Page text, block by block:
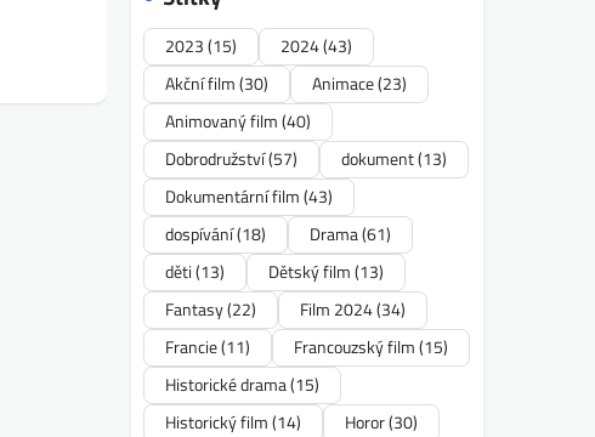
2023(15) 2024(43)
Akční film(30) Animace(23)
Animovaný film(40)
Dobrodružství(57) dokument(13)
Dokumentární film(43)
dospívání(18) Drama(61)
děti(13) Dětský film(13)
Fantasy(22) Film 2024(34)
Francie(11) Francouzský film(15)
Historické drama(15)
Historický film(14) Horor(30)